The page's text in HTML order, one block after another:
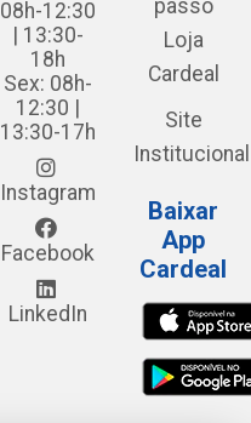
08h-12:30
| 13:30-
18h
Sex: 08h-
12:30 |
13:30-17h
Instagram
Facebook
LinkedIn
passo
Loja
Cardeal
Site
Institucional
Baixar
App
Cardeal